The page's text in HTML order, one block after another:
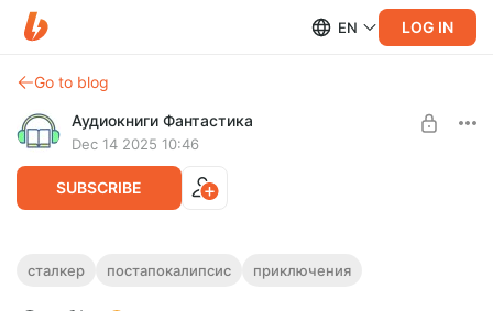
EN LOG IN
Go to blog
Аудиокниги Фантастика
Dec 14 2025 10:46
SUBSCRIBE
72. Аудиокнига «Зона роковых
сталкер постапокалипсис приключения